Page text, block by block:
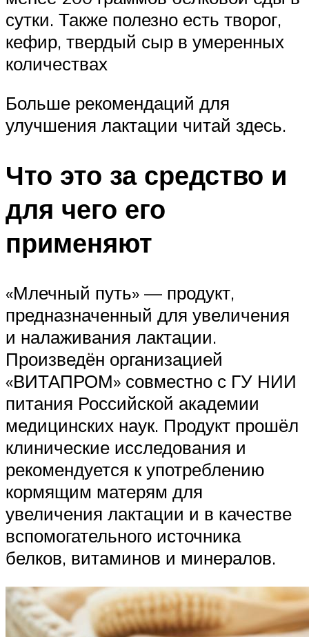
сутки. Также полезно есть творог,
кефир, твердый сыр в умеренных
количествах
Больше рекомендаций для
улучшения лактации читай здесь.
Что это за средство и
для чего его
применяют
«Млечный путь» — продукт,
предназначенный для увеличения
и налаживания лактации.
Произведён организацией
«ВИТАПРОМ» совместно с ГУ НИИ
питания Российской академии
медицинских наук. Продукт прошёл
клинические исследования и
рекомендуется к употреблению
кормящим матерям для
увеличения лактации и в качестве
вспомогательного источника
белков, витаминов и минералов.